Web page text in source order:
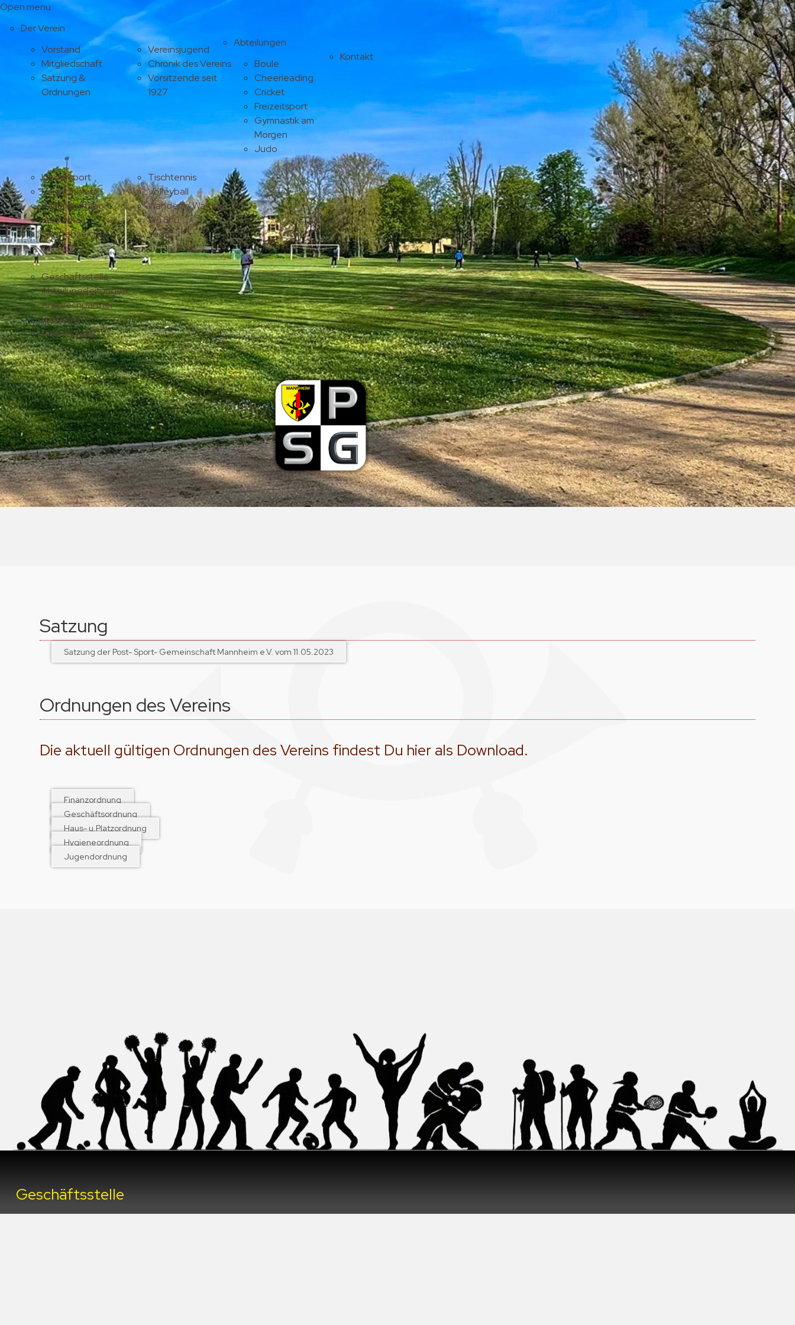
Open menu
Der Verein
Vorstand
Mitgliedschaft
Satzung &
Ordnungen
Vereinsjugend
Chronik des Vereins
Vorsitzende seit
1927
Abteilungen
Boule
Cheerleading
Cricket
Freizeitsport
Gymnastik am
Morgen
Judo
Kindersport
Leichtathletik
Rasenkraftsport
Seniovital
Sportabzeichen
Tennis
Tischtennis
Volleyball
Wandern/ Walking
Wu Shu
Yoga
Kontakt
Geschäftsstelle
Abteilungsleitungen
Ansprechpartner
Impressum
Datenschutz
Satzung
Satzung der Post- Sport- Gemeinschaft Mannheim e.V. vom 11.05.2023
Ordnungen des Vereins
Die aktuell gültigen Ordnungen des Vereins findest Du hier als Download.
Finanzordnung
Geschäftsordnung
Haus- u.Platzordnung
Hygieneordnung
Jugendordnung
Geschäftsstelle